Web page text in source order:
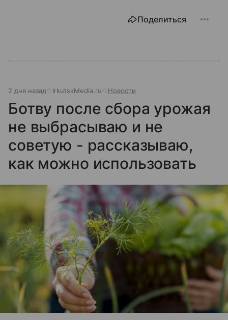
Поделиться
2 дня назад IrkutskMedia.ru Новости
Ботву после сбора урожая
не выбрасываю и не
советую - рассказываю,
как можно использовать